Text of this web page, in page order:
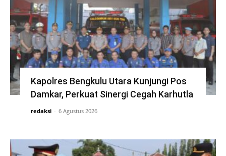
Kapolres Bengkulu Utara Kunjungi Pos
Damkar, Perkuat Sinergi Cegah Karhutla
redaksi - 6 Agustus 2026